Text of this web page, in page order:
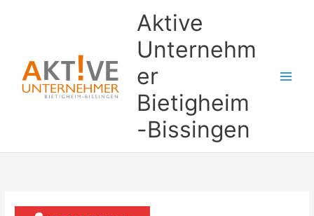
Aktive
Unternehm
er
Bietigheim
-Bissingen